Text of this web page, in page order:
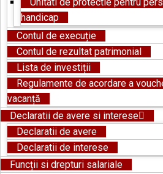
handicap
Contul de execuție
Contul de rezultat patrimonial
Lista de investiții
Regulamente de acordare a
vacanță
Declaratii de avere si interese
Declaratii de avere
Declaratii de interese
Funcții si drepturi salariale